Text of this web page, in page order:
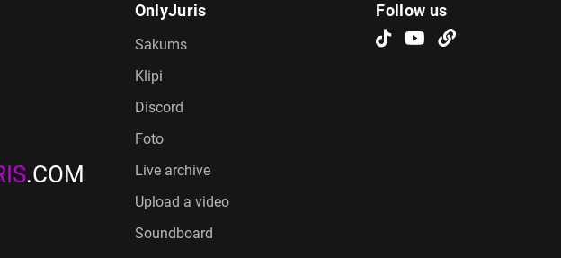
.COM
OnlyJuris
Sākums
Klipi
Discord
Foto
Live archive
Upload a video
Soundboard
Follow us